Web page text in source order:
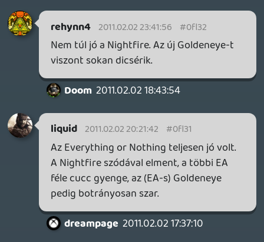
jellemzi, filmvásznon működik igazán,
játékba nem lehet átültetni.
liquid 2011.02.02 17:11:32 #0fl2y
Tudtommal nincs, de a megjelenése
havában a szoftveres Top10 közelébe se
nagyon volt rajta. Ha csak nem adtak el
belőle masszív mennyiségeket máshol
(valószínűtlen) akkor az ilyesmi egy AAA
címnél súlyos bukást szokott jelenteni.
multishoot 2011.02.02 16:14:12
multishoot 2011.02.02 16:14:12
Arról nincs pontos (vagy legalább becsült)
számadat?